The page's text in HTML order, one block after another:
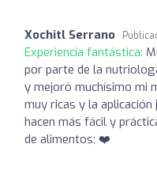
Xochitl Serrano
Experiencia fantástica:
por parte de la
y mejoró muchísimo mi
muy ricas y la
hacen más fácil y
de alimentos; ❤️